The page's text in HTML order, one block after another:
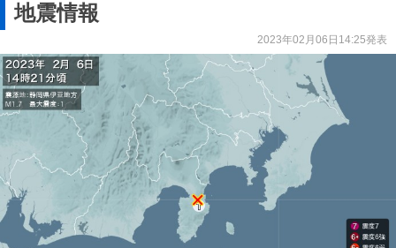
地震情報
2023年02月06日14:25発表